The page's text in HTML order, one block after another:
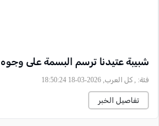
شبيبة عتيدنا ترسم البسمة على
فئة: , كل العرب, 2026-03-18 18:50:24
تفاصيل الخبر